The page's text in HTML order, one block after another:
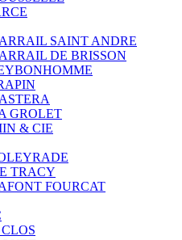
SAINT ANDRE
DE BRISSON
GROLET
& CIE
TRACY
FOURCAT